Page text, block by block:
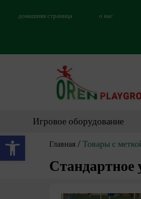
Открыть панель инструментов
домашняя страница о нас
Игровое оборудование
Главная/ Товары с
Стандартное